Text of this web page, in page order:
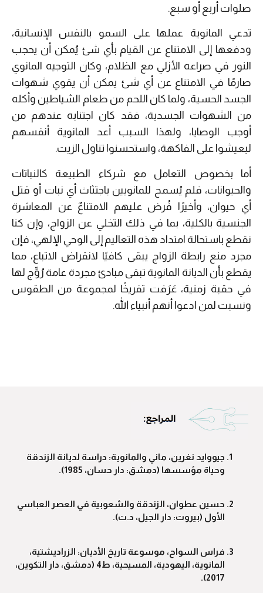
صلوات أربع أو سبع.
تدعي المانوية عملها على السمو بالنفس الإنسانية،
ودفعها إلى الامتناع عن القيام بأي شئ يُمكن أن يحجب
النور في صراعه الأزلي مع الظلام، وكان التوجيه المانوي
صارمًا في الامتناع عن أي شئ يمكن أن يقوي شهوات
الجسد الحسية، ولما كان اللحم من طعام الشياطين وأكله
من الشهوات الجسدية، فقد كان اجتنابه عندهم من
أوجب الوصايا، ولهذا السبب أعد المانوية أنفسهم
ليعيشوا على الفاكهة، واستحسنوا تناول الزيت.
أما بخصوص التعامل مع شركاء الطبيعة كالنباتات
والحيوانات، فلم يُسمح للمانويين باجتثاث أي نبات أو قتل
أي حيوان، وأخيرًا فُرض عليهم الامتناعٌ عن المعاشرة
الجنسية بالكلية، بما في ذلك التخلي عن الزواج، وإن كنا
نقطع باستحالة امتداد هذه التعاليم إلى الوحي الإلهي، فإن
مجرد منع رابطة الزواج يبقى كافيًا لانقراض الاتباع، مما
يقطع بأن الديانة المانوية تبقى مبادئ مجردة عامة رُوِّج لها
في حقبة زمنية، عَرَفت تفريخًا لمجموعة من الطقوس
ونسبت لمن ادعوا أنهم أنبياء الله.
جيووايد نغرين، ماني والمانوية: دراسة لديانة الزندقة
وحياة مؤسسها (دمشق: دار حسان، 1985).
حسين عطوان، الزندقة والشعوبية في العصر العباسي
الأول (بيروت: دار الجيل، د.ت).
فراس السواح، موسوعة تاريخ الأديان: الزراديشتية،
المانوية، اليهودية، المسيحية، ط4 (دمشق، دار التكوين،
2017).